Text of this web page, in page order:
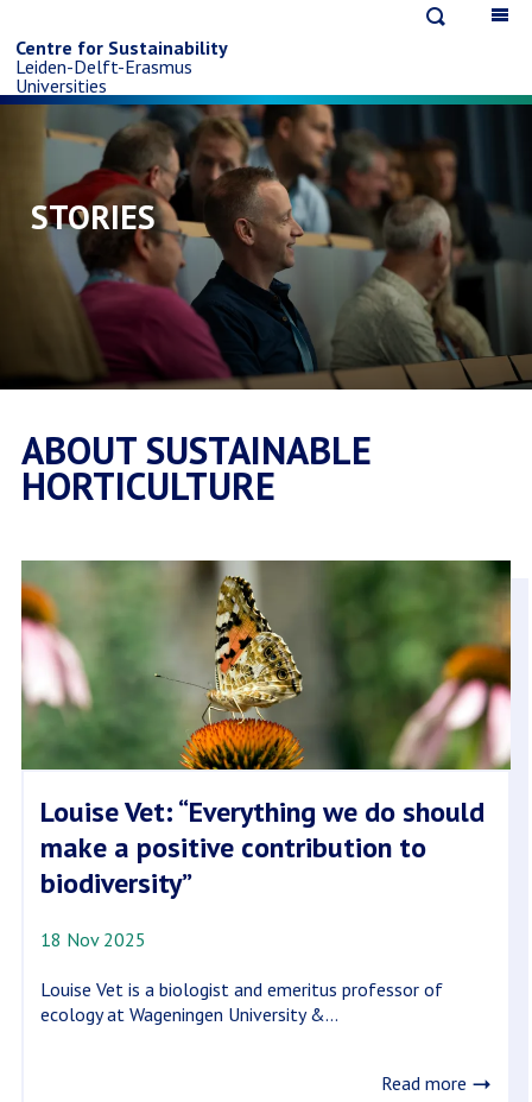
to
content
Centre for Sustainability
Leiden-Delft-Erasmus
Universities
STORIES
ABOUT SUSTAINABLE
HORTICULTURE
Louise Vet: “Everything we do should
make a positive contribution to
biodiversity”
18 Nov 2025
Louise Vet is a biologist and emeritus professor of
ecology at Wageningen University &...
Read more